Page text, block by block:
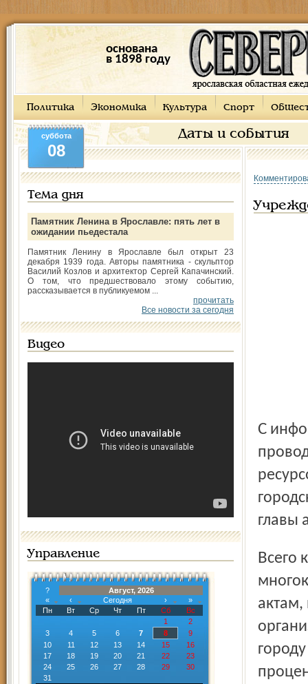
основана
в 1898 году
Политика Экономика Культура Спорт
Даты и события
суббота
08
Тема дня
Памятник Ленина в Ярославле: пять лет в
ожидании пьедестала
Памятник Ленину в Ярославле был открыт 23
декабря 1939 года. Авторы памятника - скульптор
Василий Козлов и архитектор Сергей Капачинский.
О том, что предшествовало этому событию,
рассказывается в публикуемом ...
прочитать
Все новости за сегодня
Видео
Управление
?
Август, 2026
«
‹ Сегодня ›
»
Пн
Вт Ср Чт Пт Сб
Вс
1
2
3
4 5 6 7 8
9
10
11 12 13 14 15
16
17
18 19 20 21 22
23
24
25 26 27 28 29
30
31
С информацией о наиболее значимых мероприятиях,
главы
Всего к зиме необходимо подготовить 4345